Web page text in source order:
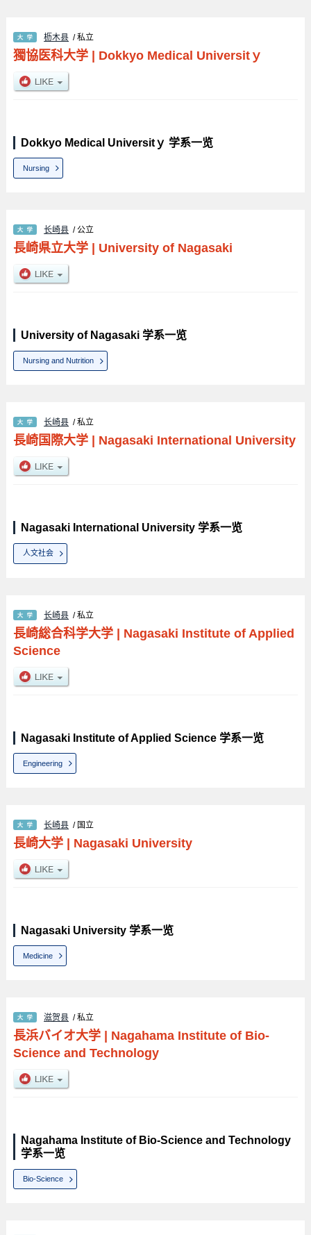
枥木县 / 私立
獨協医科大学| Dokkyo Medical Universitｙ
Dokkyo Medical Universitｙ 学系一览
Nursing
长崎县 / 公立
長崎県立大学| University of Nagasaki
University of Nagasaki 学系一览
Nursing and Nutrition
长崎县 / 私立
長崎国際大学| Nagasaki International University
Nagasaki International University 学系一览
人文社会
长崎县 / 私立
長崎総合科学大学| Nagasaki Institute of Applied
Science
Nagasaki Institute of Applied Science 学系一览
Engineering
长崎县 / 国立
長崎大学| Nagasaki University
Nagasaki University 学系一览
Medicine
滋贺县 / 私立
長浜バイオ大学| Nagahama Institute of Bio-
Science and Technology
Nagahama Institute of Bio-Science and Technology
学系一览
Bio-Science